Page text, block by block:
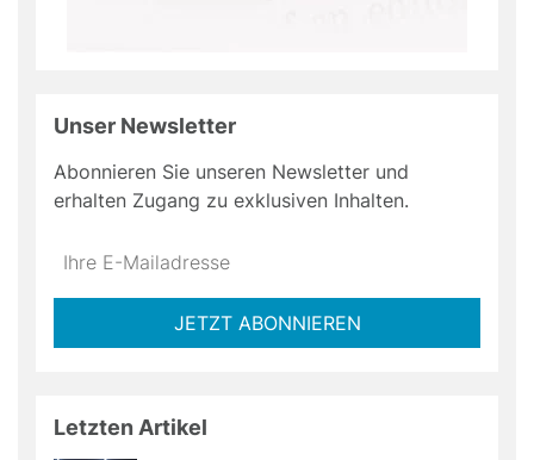
Unser Newsletter
Abonnieren Sie unseren Newsletter und
erhalten Zugang zu exklusiven Inhalten.
Do
*Ihre
JETZT ABONNIEREN
Letzten Artikel